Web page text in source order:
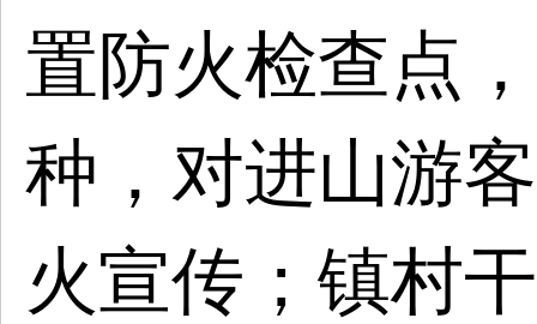
置防火检查点，
种，对进山游
火宣传；镇村